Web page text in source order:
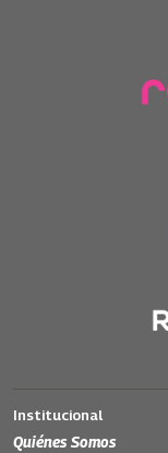
Institucional
Quiénes Somos